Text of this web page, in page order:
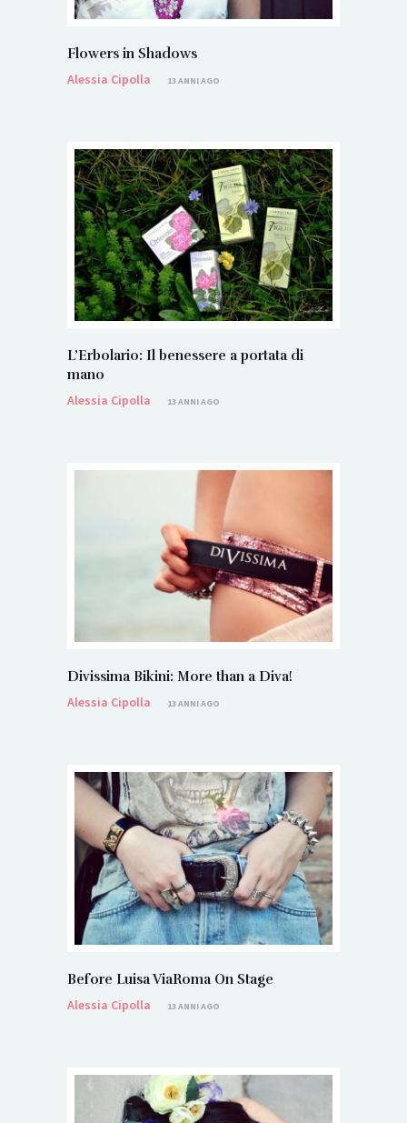
Flowers in Shadows
Alessia Cipolla
13 ANNI AGO
L’Erbolario: Il benessere a portata di
mano
Alessia Cipolla
13 ANNI AGO
Divissima Bikini: More than a Diva!
Alessia Cipolla
13 ANNI AGO
Before Luisa ViaRoma On Stage
Alessia Cipolla
13 ANNI AGO